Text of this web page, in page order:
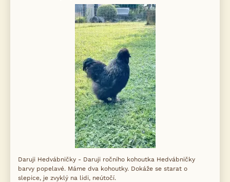
Daruji Hedvábničky - Daruji ročního kohoutka Hedvábničky
barvy popelavé. Máme dva kohoutky. Dokáže se starat o
slepice, je zvyklý na lidi, neútočí.